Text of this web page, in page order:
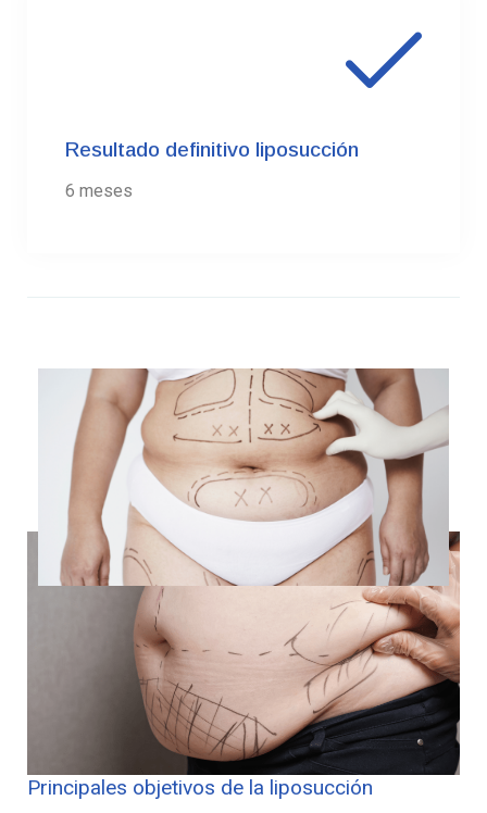
Resultado definitivo liposucción
6 meses
Principales objetivos de la liposucción